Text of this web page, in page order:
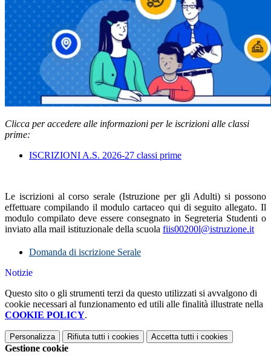
Clicca per accedere alle informazioni per le iscrizioni alle classi
prime:
ISCRIZIONI A.S. 2026-27 classi prime
Le iscrizioni al corso serale (Istruzione per gli Adulti) si possono
effettuare compilando il modulo cartaceo qui di seguito allegato. Il
modulo compilato deve essere consegnato in Segreteria Studenti o
inviato alla mail istituzionale della scuola fiis00200l@istruzione.it
Domanda di iscrizione Serale
Notizie
Questo sito o gli strumenti terzi da questo utilizzati si avvalgono di
cookie necessari al funzionamento ed utili alle finalità illustrate nella
COOKIE POLICY.
Personalizza Rifiuta tutti i cookies Accetta tutti i cookies
Gestione cookie